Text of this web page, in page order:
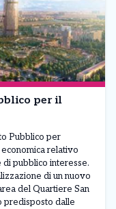
per il
Pubblico per
relativo
pubblico interesse.
di un nuovo
del Quartiere San
predisposto dalle